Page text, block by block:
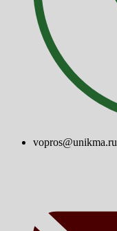
vopros@unikma.ru